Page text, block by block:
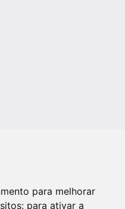
para melhorar
para ativar a